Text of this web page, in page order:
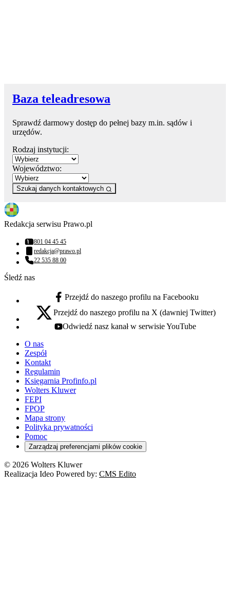
Baza teleadresowa
Sprawdź darmowy dostęp do pełnej bazy m.in. sądów i
urzędów.
Rodzaj instytucji:
Województwo:
Szukaj danych kontaktowych
Redakcja serwisu Prawo.pl
Numer telefonu:
801 04 45 45
Adres email:
redakcja@prawo.pl
Numer telefonu:
22 535 88 00
Śledź nas
facebook - otwiera się w nowej karcie
Przejdź do naszego profilu na Facebooku
x - otwiera się w nowej karcie
Przejdź do naszego profilu na X (dawniej Twitter)
youtube - otwiera się w nowej karcie
Odwiedź nasz kanał w serwisie YouTube
O nas
Zespół
Kontakt
Regulamin
Księgarnia Profinfo.pl
Wolters Kluwer
FEPI
FPOP
Mapa strony
Polityka prywatności
Pomoc
Zarządzaj preferencjami plików cookie
© 2026 Wolters Kluwer
Realizacja Ideo Powered by: CMS Edito